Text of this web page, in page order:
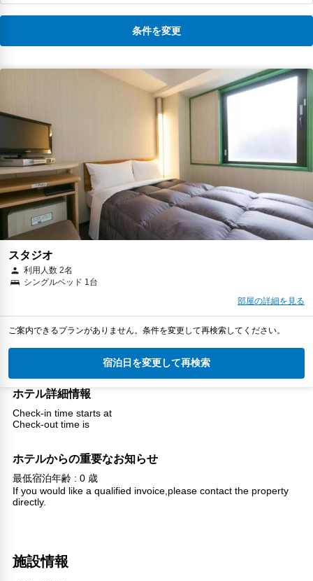
条件を変更
スタジオ
利用人数 2名
シングルベッド 1台
部屋の詳細を見る
ご案内できるプランがありません。条件を変更して再検索してください。
宿泊日を変更して再検索
ホテル詳細情報
Check-in time starts at
Check-out time is
ホテルからの重要なお知らせ
最低宿泊年齢 : 0 歳
If you would like a qualified invoice,please contact the property
directly.
施設情報